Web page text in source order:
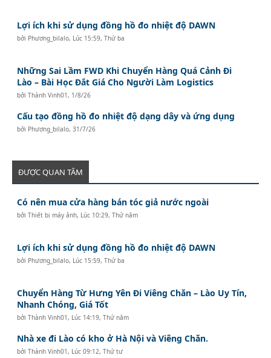
Lợi ích khi sử dụng đồng hồ đo nhiệt độ DAWN
bởi Phương_bilalo, Lúc 15:59, Thứ ba
Những Sai Lầm FWD Khi Chuyển Hàng Quá Cảnh Đi
Lào – Bài Học Đắt Giá Cho Người Làm Logistics
bởiThành Vinh01 , 1/8/26
Cấu tạo đồng hồ đo nhiệt độ dạng dây và ứng dụng
bởi Phương_bilalo,31/7/26
ĐƯỢC QUAN TÂM
Có nên mua cửa hàng bán tóc giả nước ngoài
bởiThiết bị máy ảnh, Lúc 10:29, Thứ năm
Lợi ích khi sử dụng đồng hồ đo nhiệt độ DAWN
bởi Phương_bilalo, Lúc 15:59, Thứ ba
Chuyển Hàng Từ Hưng Yên Đi Viêng Chăn – Lào Uy Tín,
Nhanh Chóng, Giá Tốt
bởiThành Vinh01 , Lúc 14:19, Thứ năm
Nhà xe đi Lào có kho ở Hà Nội và Viêng Chăn.
bởiThành Vinh01 , Lúc 09:12, Thứ tư